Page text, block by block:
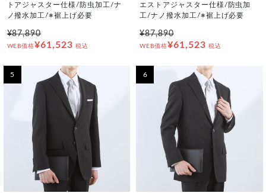
トアジャスター仕様/防虫加工/ナ
ノ撥水加工/※裾上げ必要
¥87,890
WEB価格¥61,523 税込
エストアジャスター仕様/防虫加
工/ナノ撥水加工/※裾上げ必要
¥87,890
WEB価格¥61,523 税込
5 6